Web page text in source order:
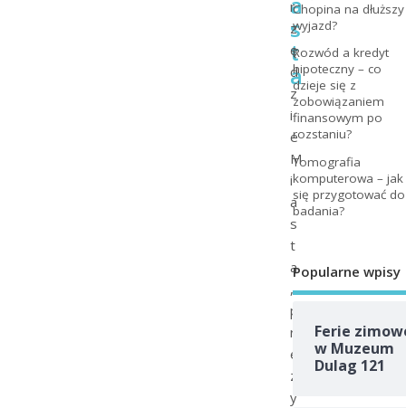
s
t
a
r
z
ę
d
z
i
e
M
i
a
s
t
a
,
p
r
e
z
y
Chopina na dłuższy
wyjazd?
Rozwód a kredyt
hipoteczny – co
dzieje się z
zobowiązaniem
finansowym po
rozstaniu?
Tomografia
komputerowa – jak
się przygotować do
badania?
Popularne wpisy
Ferie
w Muzeum
Dulag 121